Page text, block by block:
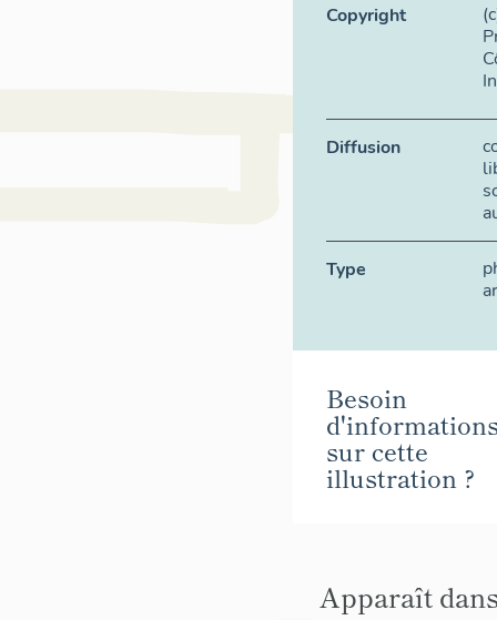
Copyright
Diffusion
Type
Besoin
sur cette
illustration ?
Apparaît